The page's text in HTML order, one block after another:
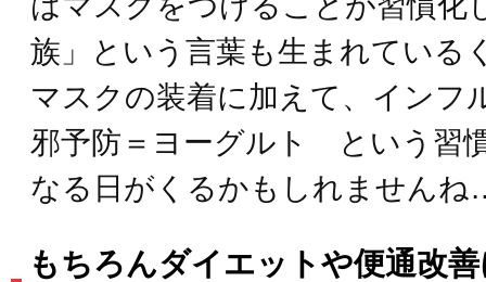
族」という言葉も生まれている
マスクの装着に加えて、インフ
邪予防＝ヨーグルト という習
なる日がくるかもしれません
もちろんダイエットや便通改